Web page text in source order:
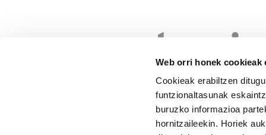
Web orri honek cookieak
Cookieak erabiltzen
funtzionaltasunak
buruzko informazioa
hornitzaileekin. Horiek